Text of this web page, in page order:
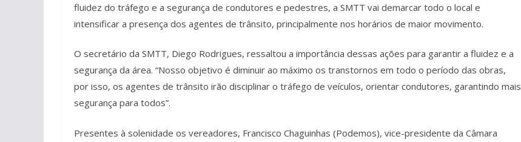
fluidez do tráfego e a segurança de condutores e pedestres, a SMTT vai demarcar todo o local e
intensificar a presença dos agentes de trânsito, principalmente nos horários de maior movimento.
O secretário da SMTT, Diego Rodrigues, ressaltou a importância dessas ações para garantir a fluidez e a
segurança da área. “Nosso objetivo é diminuir ao máximo os transtornos em todo o período das obras,
por isso, os agentes de trânsito irão disciplinar o tráfego de veículos, orientar condutores, garantindo mais
segurança para todos”.
Presentes à solenidade os vereadores, Francisco Chaguinhas (Podemos), vice-presidente da Câmara